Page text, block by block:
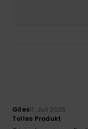
Giles11. Juli 2026
Tolles Produkt